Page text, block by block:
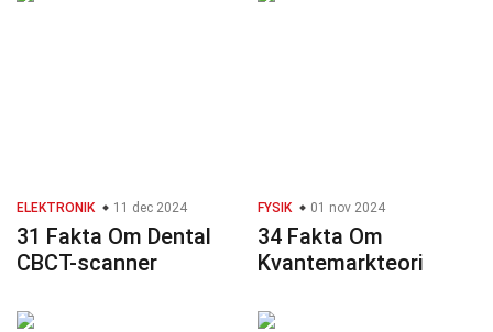
ELEKTRONIK 11 dec 2024
31 Fakta Om Dental
CBCT-scanner
FYSIK 01 nov 2024
34 Fakta Om
Kvantemarkteori